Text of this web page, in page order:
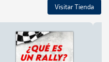
Visitar Tienda